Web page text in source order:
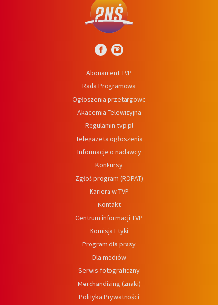
Abonament TVP
Rada Programowa
Ogłoszenia przetargowe
Akademia Telewizyjna
Regulamin tvp.pl
Telegazeta ogłoszenia
Informacje o nadawcy
Konkursy
Zgłoś program (ROPAT)
Kariera w TVP
Kontakt
Centrum informacji TVP
Komisja Etyki
Program dla prasy
Dla mediów
Serwis fotograficzny
Merchandising (znaki)
Polityka Prywatności